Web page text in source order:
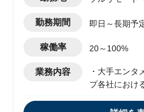
勤務期間 即日～長期予
稼働率 20～100%
業務内容
・大手エンタ
プ各社におけ